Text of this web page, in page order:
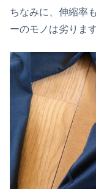
ちなみに、伸縮率
ーのモノは劣ります